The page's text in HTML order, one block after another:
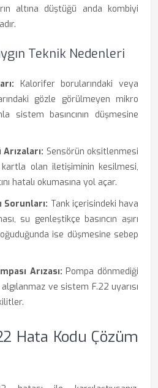
altına düştüğü anda kombiyi
Teknik Nedenleri
Kalorifer borularındaki veya
gözle görülmeyen mikro
sistem basıncının düşmesine
Sensörün oksitlenmesi
olan iletişiminin kesilmesi,
hatalı okumasına yol açar.
Sorunları: Tank içerisindeki hava
su genleştikçe basıncın aşırı
ise düşmesine sebep
Arızası: Pompa dönmediği
ve sistem F.22 uyarısı
Hata Kodu Çözüm